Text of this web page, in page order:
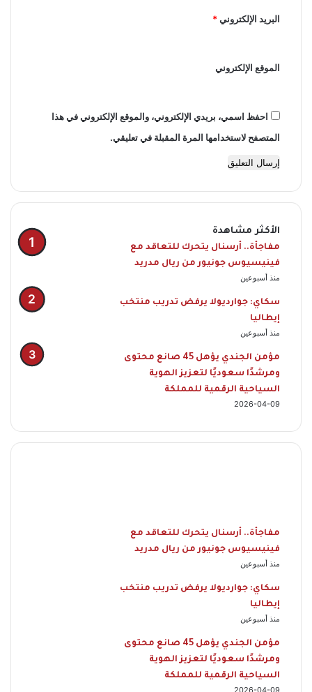
البريد الإلكتروني*
الموقع الإلكتروني
احفظ اسمي، بريدي الإلكتروني، والموقع الإلكتروني في هذا
المتصفح لاستخدامها المرة المقبلة في تعليقي.
الأكثر مشاهدة
مفاجأة.. أرسنال يتحرك للتعاقد مع
فينيسيوس جونيور من ريال مدريد
منذ أسبوعين
سكاي: جوارديولا يرفض تدريب منتخب
إيطاليا
منذ أسبوعين
مؤمن الجندي يؤهل 45 صانع محتوى
ومرشدًا سعوديًا لتعزيز الهوية
السياحية الرقمية للمملكة
2026-04-09
مفاجأة.. أرسنال يتحرك للتعاقد مع
فينيسيوس جونيور من ريال مدريد
منذ أسبوعين
سكاي: جوارديولا يرفض تدريب منتخب
إيطاليا
منذ أسبوعين
مؤمن الجندي يؤهل 45 صانع محتوى
ومرشدًا سعوديًا لتعزيز الهوية
السياحية الرقمية للمملكة
2026-04-09